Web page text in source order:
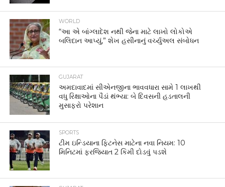
WORLD
“આ એ બાંગ્લાદેશ નથી જેના માટે લાખો લોકોએ
બલિદાન આપ્યું,” શેખ હસીનાનું વર્ચ્યુઅલ સંબોધન
GUJARAT
અમદાવાદમાં સીએનજીના ભાવવધારા સામે 1 લાખથી
વધુ રિક્ષાઓના પૈડાં થંભ્યા: બે દિવસની હડતાલની
મુસાફરો પરેશાન
SPORTS
ટીમ ઇન્ડિયાના ફિટનેસ માટેના નવા નિયમ: 10
મિનિટમાં ફરજિયાત 2 કિમી દોડવું પડશે